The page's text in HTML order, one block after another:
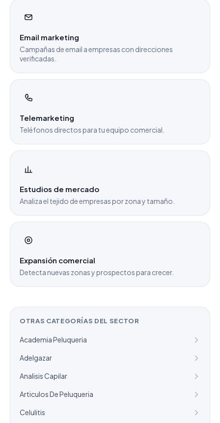
Email marketing
Campañas de email a empresas con direcciones
verificadas.
Telemarketing
Teléfonos directos para tu equipo comercial.
Estudios de mercado
Analiza el tejido de empresas por zona y tamaño.
Expansión comercial
Detecta nuevas zonas y prospectos para crecer.
OTRAS CATEGORÍAS DEL SECTOR
Academia Peluqueria
Adelgazar
Analisis Capilar
Articulos De Peluqueria
Celulitis